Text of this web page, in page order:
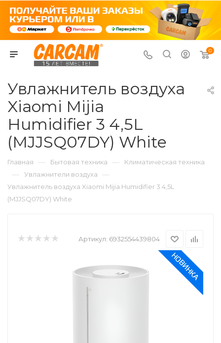
0
Увлажнитель воздуха
Xiaomi Mijia
Humidifier 3 4,5L
(MJJSQ07DY) White
Главная — Бытовая техника — Климатическая техника
— Увлажнители воздуха —
Увлажнитель воздуха Xiaomi Mijia Humidifier 3 4,5L
(MJJSQ07DY) White
Артикул: 6932554439804